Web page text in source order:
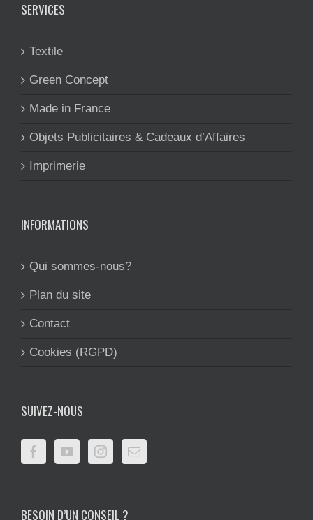
SERVICES
Textile
Green Concept
Made in France
Objets Publicitaires & Cadeaux d’Affaires
Imprimerie
INFORMATIONS
Qui sommes-nous?
Plan du site
Contact
Cookies (RGPD)
SUIVEZ-NOUS
BESOIN D’UN CONSEIL ?